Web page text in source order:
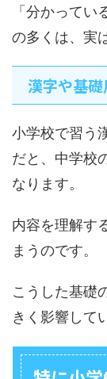
「分かって
の多くは、実
漢字や基
小学校で習う
だと、中学校
なります。
内容を理解す
まうのです。
こうした基礎
きく影響して